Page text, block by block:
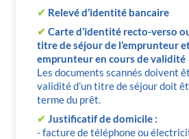
✔ Relevé d’identité bancaire
✔ Carte d’identité recto-verso
titre de séjour de l’emprunteur
emprunteur en cours de validité
Les documents scannés doivent
validité d’un titre de séjour doit
terme du prêt.
✔ Justificatif de domicile :
- facture de téléphone ou